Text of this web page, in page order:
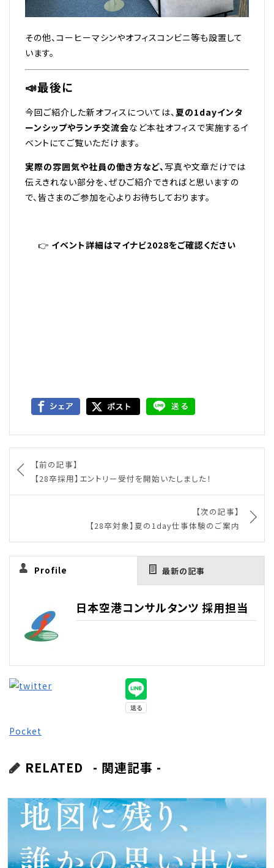
その他、コーヒーマシンやオフィスコンビニ等も設置して
います。
📣最後に
今回ご紹介した新オフィスについては、 夏の1dayインタ
ーンシップやランチ交流会など本社オフィスで実施するイ
ベントにてご覧いただけます。
実際の雰囲気や社員の働き方など、 写真や文章だけでは
伝えきれない部分を、ぜひご紹介できればと思いますの
で、皆さまのご参加を心よりお待ちしております。
👉 イベント詳細はマイナビ2028をご確認ください
【前の記事】
【28卒採用】エントリー受付を開始いたしました！
【次の記事】
【28卒対象】夏の1day仕事体験のご案内
Profile 最新の記事
日本空港コンサルタンツ 採用担当
Pocket
RELATED - 関連記事 -